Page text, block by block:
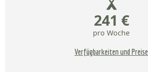
241 €
pro Woche
Verfügbarkeiten und Preise